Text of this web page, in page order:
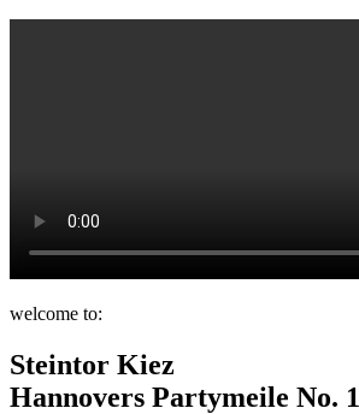
welcome to:
Steintor Kiez
Hannovers Partymeile No. 1